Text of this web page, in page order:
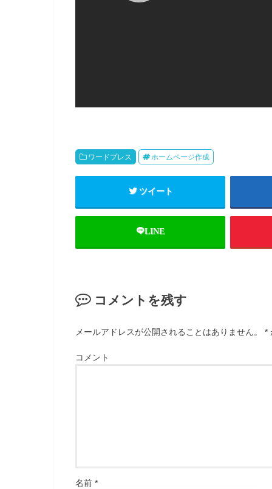
ワードプレス ホームページ作成
ツイート
LINE
コメントを残す
メールアドレスが公開されることはありません。 *
コメント
名前 *